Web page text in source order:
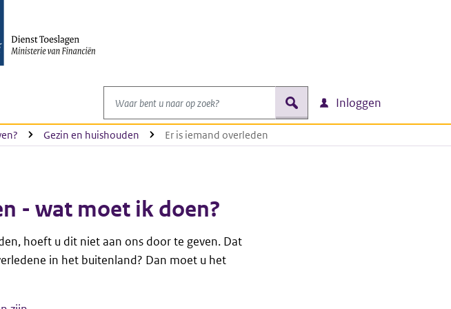
Waar bent u naar op zoek?
zoek Inloggen
Gezin en huishouden Er is iemand overleden
- wat moet ik doen?
hoeft u dit niet aan ons door te geven. Dat
in het buitenland? Dan moet u het